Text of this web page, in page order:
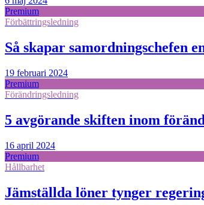
Premium
Förbättringsledning
Så skapar samordningschefen
19 februari 2024
Premium
Förändringsledning
5 avgörande skiften inom
16 april 2024
Premium
Hållbarhet
Jämställda löner tynger